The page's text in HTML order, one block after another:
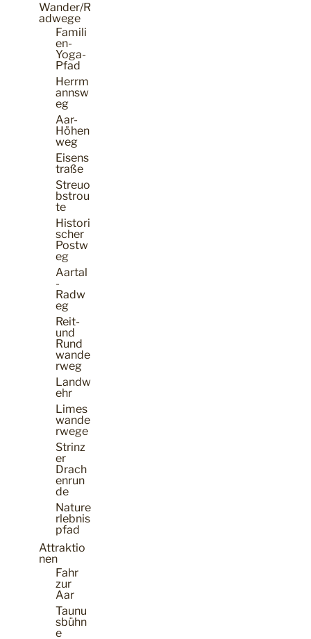
Wander/R
adwege
Famili
en-
Yoga-
Pfad
Herrm
annsw
eg
Aar-
Höhen
weg
Eisens
traße
Streuo
bstrou
te
Histori
scher
Postw
eg
Aartal
-
Radw
eg
Reit-
und
Rund
wande
rweg
Landw
ehr
Limes
wande
rwege
Strinz
er
Drach
enrun
de
Nature
rlebnis
pfad
Attraktio
nen
Fahr
zur
Aar
Taunu
sbühn
e